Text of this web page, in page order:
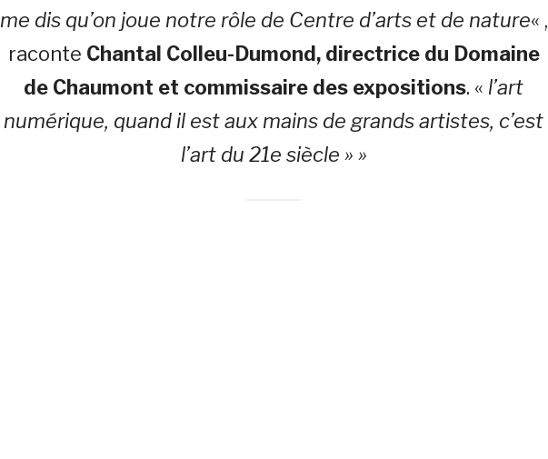
me dis qu’on joue notre rôle de Centre d’arts et de nature« ,
raconte Chantal Colleu-Dumond, directrice du Domaine
de Chaumont et commissaire des expositions. « l’art
numérique, quand il est aux mains de grands artistes, c’est
l’art du 21e siècle » »